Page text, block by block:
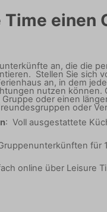
Time einen
an, die die
Stellen Sie sich
an, in dem
nutzen können.
oder einen
oder
: Voll ausgestattete
für
online über Leisure